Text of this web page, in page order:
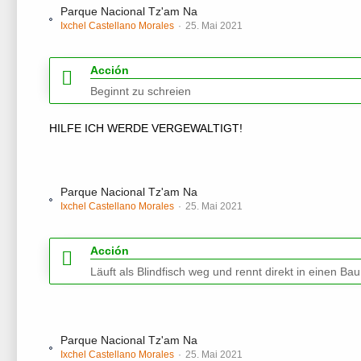
Parque Nacional Tz'am Na
Ixchel Castellano Morales 25. Mai 2021
Acción
Beginnt zu schreien
HILFE ICH WERDE VERGEWALTIGT!
Parque Nacional Tz'am Na
Ixchel Castellano Morales 25. Mai 2021
Acción
Läuft als Blindfisch weg und rennt direkt in einen
Parque Nacional Tz'am Na
Ixchel Castellano Morales 25. Mai 2021